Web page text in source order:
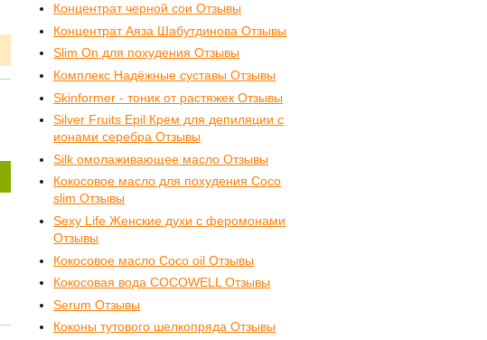
Концентрат черной сои Отзывы
Концентрат Аяза Шабутдинова Отзывы
Slim On для похудения Отзывы
Комплекс Надёжные суставы Отзывы
Skinformer - тоник от растяжек Отзывы
Silver Fruits Epil Крем для депиляции с
ионами серебра Отзывы
Silk омолаживающее масло Отзывы
Кокосовое масло для похудения Coco
slim Отзывы
Sexy Life Женские духи с феромонами
Отзывы
Кокосовое масло Coco oil Отзывы
Кокосовая вода COCOWELL Отзывы
Serum Отзывы
Коконы тутового шелкопряда Отзывы